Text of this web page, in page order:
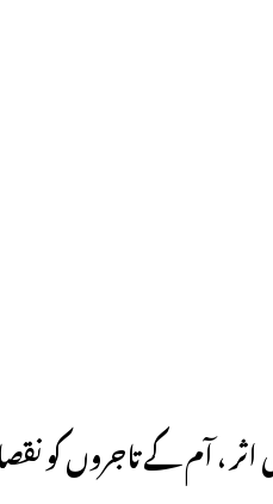
، آم کے تاجروں کو